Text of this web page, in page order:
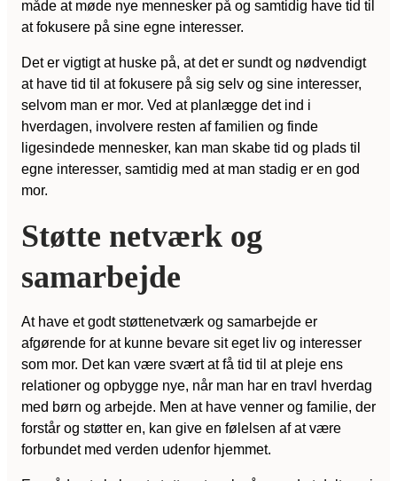
måde at møde nye mennesker på og samtidig have tid til
at fokusere på sine egne interesser.
Det er vigtigt at huske på, at det er sundt og nødvendigt
at have tid til at fokusere på sig selv og sine interesser,
selvom man er mor. Ved at planlægge det ind i
hverdagen, involvere resten af familien og finde
ligesindede mennesker, kan man skabe tid og plads til
egne interesser, samtidig med at man stadig er en god
mor.
Støtte netværk og
samarbejde
At have et godt støttenetværk og samarbejde er
afgørende for at kunne bevare sit eget liv og interesser
som mor. Det kan være svært at få tid til at pleje ens
relationer og opbygge nye, når man har en travl hverdag
med børn og arbejde. Men at have venner og familie, der
forstår og støtter en, kan give en følelsen af at være
forbundet med verden udenfor hjemmet.